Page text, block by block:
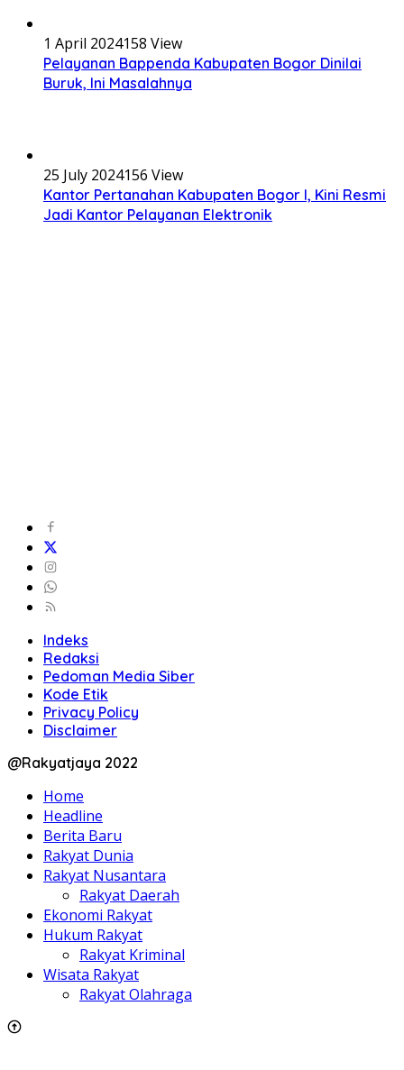
1 April 2024158 View
Pelayanan Bappenda Kabupaten Bogor Dinilai
Buruk, Ini Masalahnya
25 July 2024156 View
Kantor Pertanahan Kabupaten Bogor I, Kini Resmi
Jadi Kantor Pelayanan Elektronik
Indeks
Redaksi
Pedoman Media Siber
Kode Etik
Privacy Policy
Disclaimer
@Rakyatjaya 2022
Home
Headline
Berita Baru
Rakyat Dunia
Rakyat Nusantara
Rakyat Daerah
Ekonomi Rakyat
Hukum Rakyat
Rakyat Kriminal
Wisata Rakyat
Rakyat Olahraga